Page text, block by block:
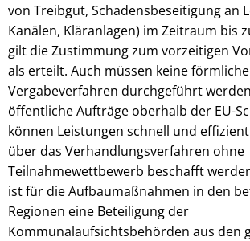
von Treibgut, Schadensbeseitigung an
Kanälen, Kläranlagen) im Zeitraum bis
gilt die Zustimmung zum vorzeitigen
als erteilt. Auch müssen keine
Vergabeverfahren durchgeführt
öffentliche Aufträge oberhalb der EU-
können Leistungen schnell und
über das Verhandlungsverfahren ohne
Teilnahmewettbewerb beschafft
ist für die Aufbaumaßnahmen in den
Regionen eine Beteiligung der
Kommunalaufsichtsbehörden aus den